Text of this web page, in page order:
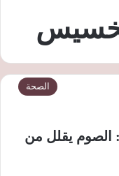
الصحة
الصوم يقلل من